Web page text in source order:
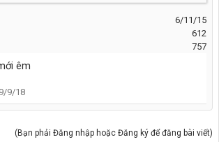
6/11/15
612
757
êm
9/18
(Bạn phải Đăng nhập hoặc Đăng ký để đăng bài viết)